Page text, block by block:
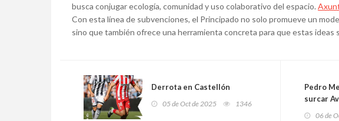
busca conjugar ecología, comunidad y uso colaborativo del espacio.
Con esta línea de subvenciones, el Principado no solo promueve un
sino que también ofrece una herramienta concreta para que estas ideas
Derrota en Castellón
05 de Oct de 2025 1346
Pedro
surcar
historia
06 de